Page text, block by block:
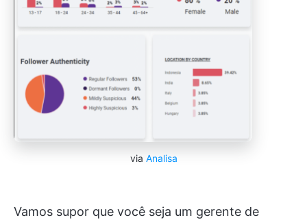
via Analisa
Vamos supor que você seja um gerente de